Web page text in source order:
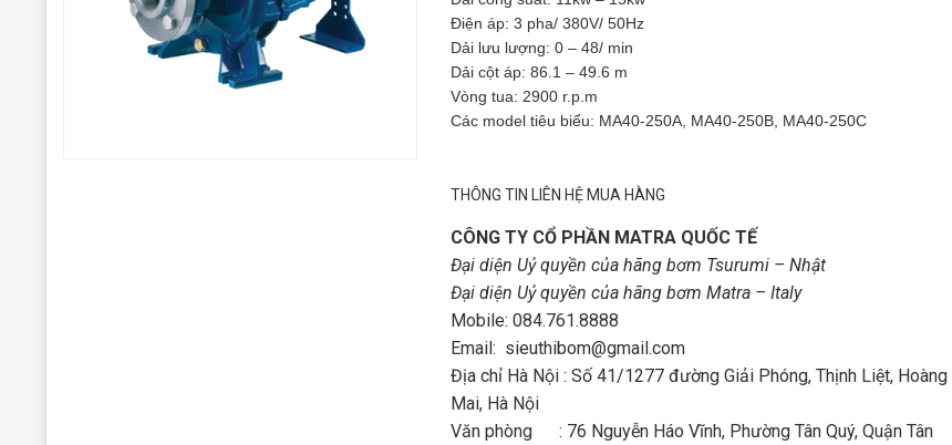
Điện áp: 3 pha/ 380V/ 50Hz
Dải lưu lượng: 0 – 48/ min
Dải cột áp: 86.1 – 49.6 m
Vòng tua: 2900 r.p.m
Các model tiêu biểu: MA40-250A, MA40-250B, MA40-250C
THÔNG TIN LIÊN HỆ MUA HÀNG
CÔNG TY CỔ PHẦN MATRA QUỐC TẾ
Đại diện Uỷ quyền của hãng bơm Tsurumi – Nhật
Đại diện Uỷ quyền của hãng bơm Matra – Italy
Mobile: 084.761.8888
Email: sieuthibom@gmail.com
Địa chỉ Hà Nội : Số 41/1277 đường Giải Phóng, Thịnh Liệt, Hoàng
Mai, Hà Nội
Văn phòng : 76 Nguyễn Háo Vĩnh, Phường Tân Quý, Quận Tân